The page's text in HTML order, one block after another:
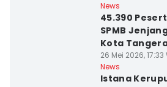
News
45.390
SPMB
Kota
26 Mei 2026, 17:33
News
Istana